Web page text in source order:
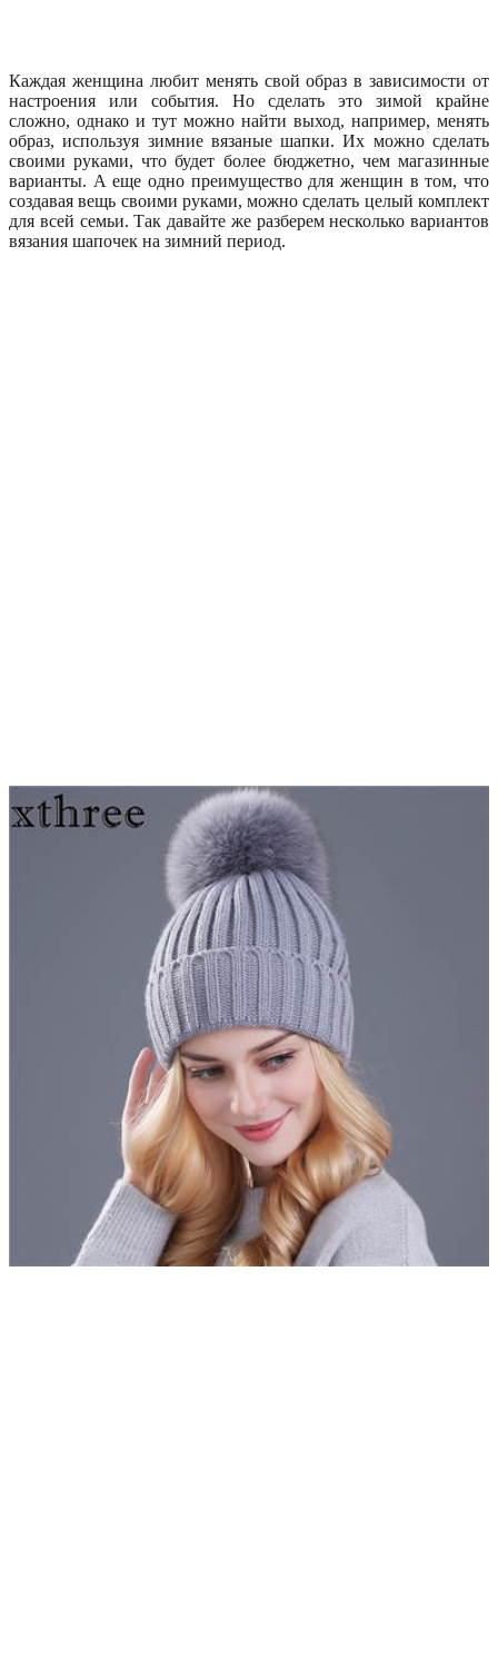
Каждая женщина любит менять свой образ в зависимости от
настроения или события. Но сделать это зимой крайне
сложно, однако и тут можно найти выход, например, менять
образ, используя зимние вязаные шапки. Их можно сделать
своими руками, что будет более бюджетно, чем магазинные
варианты. А еще одно преимущество для женщин в том, что
создавая вещь своими руками, можно сделать целый комплект
для всей семьи. Так давайте же разберем несколько вариантов
вязания шапочек на зимний период.